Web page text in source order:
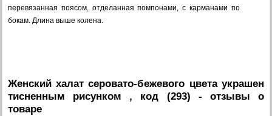
перевязанная поясом, отделанная помпонами, с карманами по
бокам. Длина выше колена.
Женский халат серовато-бежевого цвета украшен
тисненным рисунком , код (293) - отзывы о
товаре